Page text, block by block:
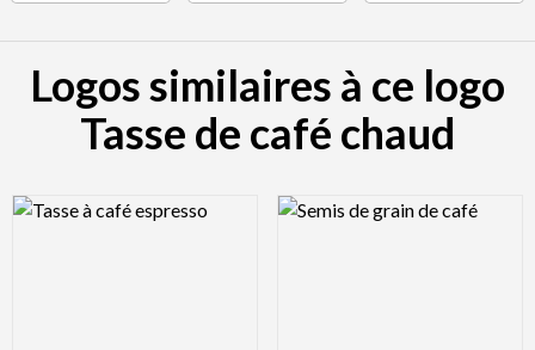
Logos similaires à ce logo
Tasse de café chaud
Logo Preview Image Logo Preview Image